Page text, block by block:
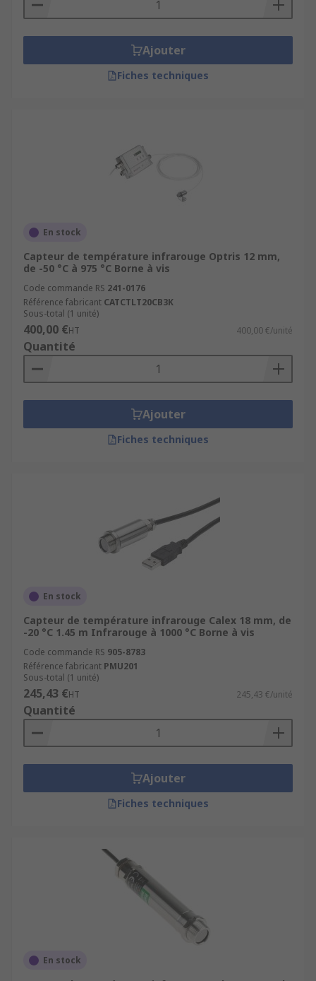
Ajouter
Fiches techniques
En stock
Capteur de température infrarouge Optris 12 mm,
de -50 °C à 975 °C Borne à vis
Code commande RS 241-0176
Référence fabricant CATCTLT20CB3K
Sous-total (1 unité)
400,00 €HT 400,00 €/unité
Quantité
Ajouter
Fiches techniques
En stock
Capteur de température infrarouge Calex 18 mm, de
-20 °C 1.45 m Infrarouge à 1000 °C Borne à vis
Code commande RS 905-8783
Référence fabricant PMU201
Sous-total (1 unité)
245,43 €HT 245,43 €/unité
Quantité
Ajouter
Fiches techniques
En stock